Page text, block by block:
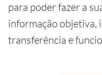
para poder fazer a
informação objetiva,
transferência e